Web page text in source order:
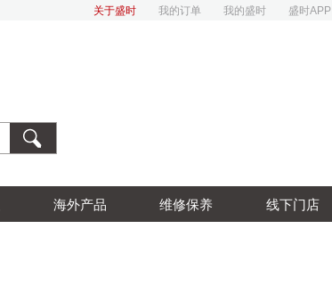
关于盛时 我的订单 我的盛时 盛时APP
海外产品 维修保养 线下门店